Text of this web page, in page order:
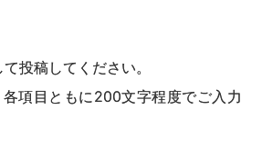
投稿してください。
項目ともに200文字程度でご入力